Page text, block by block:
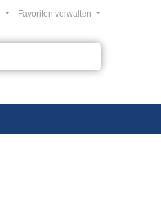
Favoriten verwalten